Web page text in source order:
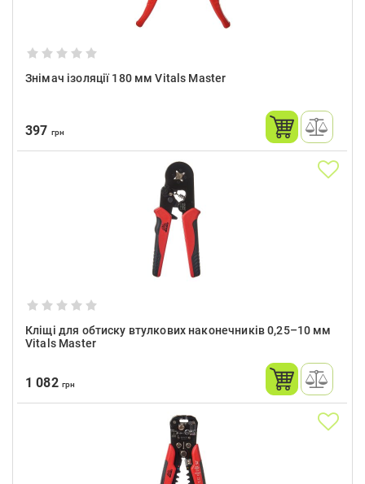
Знімач ізоляції 180 мм Vitals Master
397 грн
Кліщі для обтиску втулкових наконечників 0,25–10 мм
Vitals Master
1 082 грн